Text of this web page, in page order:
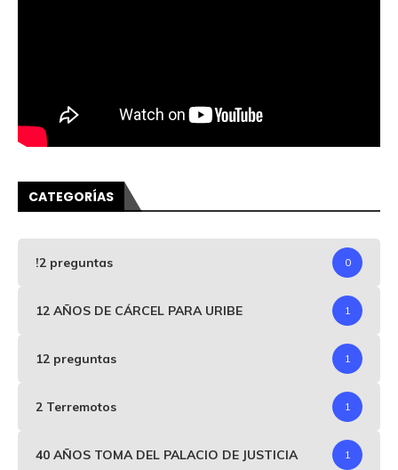
CATEGORÍAS
!2 preguntas 0
12 AÑOS DE CÁRCEL PARA URIBE 1
12 preguntas 1
2 Terremotos 1
40 AÑOS TOMA DEL PALACIO DE JUSTICIA 1